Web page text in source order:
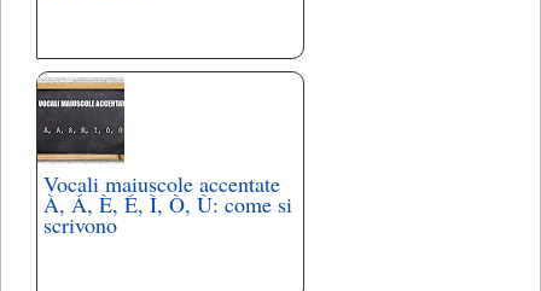
Vocali maiuscole accentate
À, Á, È, É, Ì, Ò, Ù: come si
scrivono